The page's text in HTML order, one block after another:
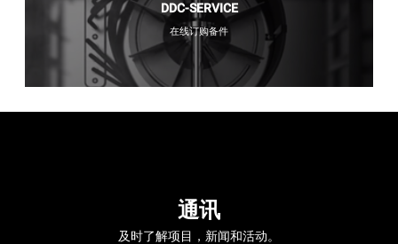
DDC-SERVICE
在线订购备件
通讯
及时了解项目，新闻和活动。